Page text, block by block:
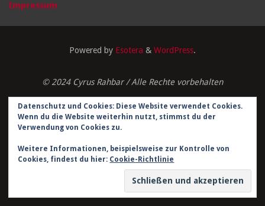
Impressum
Powered by Esotera & WordPress.
© 2024 Cyrus Rahbar / Alle Rechte vorbehalten
Impressum
Datenschutzerklärung
Kontakt
Datenschutz und Cookies: Diese Website verwendet Cookies.
Wenn du die Website weiterhin nutzt, stimmst du der
Verwendung von Cookies zu.
Weitere Informationen, beispielsweise zur Kontrolle von
Cookies, findest du hier: Cookie-Richtlinie